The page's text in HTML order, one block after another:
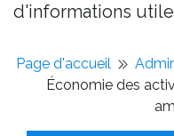
d'informations
Page d'accueil
Économie des